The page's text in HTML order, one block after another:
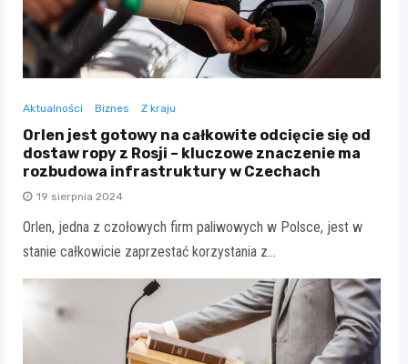
Aktualności Biznes Z kraju
Orlen jest gotowy na całkowite odcięcie się od
dostaw ropy z Rosji – kluczowe znaczenie ma
rozbudowa infrastruktury w Czechach
19 sierpnia 2024
Orlen, jedna z czołowych firm paliwowych w Polsce, jest w
stanie całkowicie zaprzestać korzystania z…